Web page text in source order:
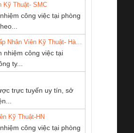
chuỗi
pin
16I+
Bộ giám sát dòng
TRANSCLINIC 16I+
(2008130000)
Giá
Nẹp nhôm chống
trơn Đà Nẵng
TY CỔ
TỰ ĐỘNG
HƯNG
CÔNG TY TNHH
NGHIỆP NIHON
SETSUBI VIỆT
NAM
DOANH
VỤ XNK
NAM
THƯƠNG MẠI
GIA HƯNG PHÁT
Kỹ Thuật- SMC
công việc tại phòng
nhiệm công việc tại
ty...
trực tuyến uy tín, sở
Kỹ Thuật-HN
công việc tại phòng